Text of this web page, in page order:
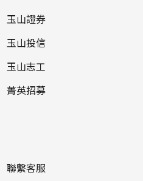
玉山證券
玉山投信
玉山志工
菁英招募
聯繫客服